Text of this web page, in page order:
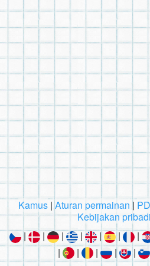
Kamus| Aturan permainan |
Kebijakan pribadi
|
| | | | | |
|
| | | |